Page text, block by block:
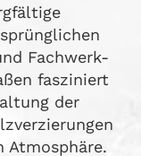
Fachwerk-
fasziniert
der
Atmosphäre.